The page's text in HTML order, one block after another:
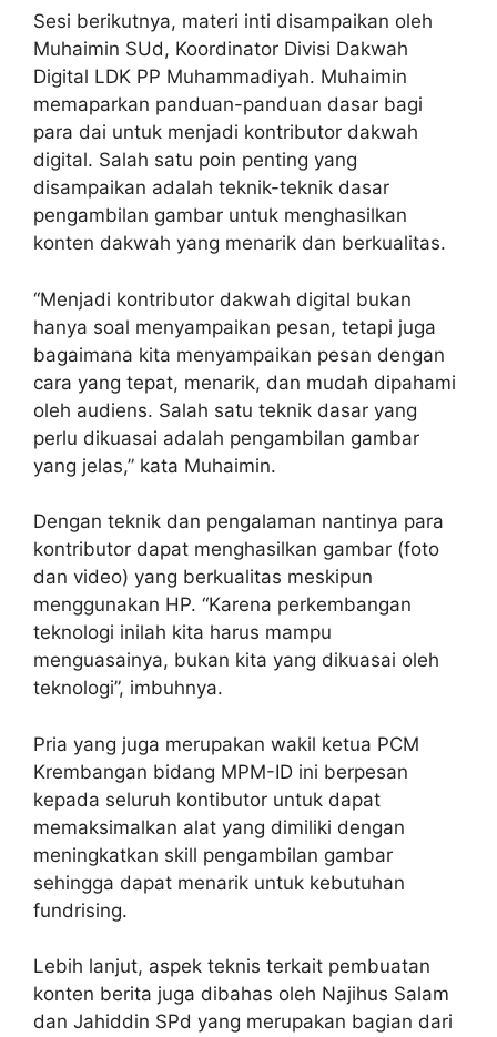
Sesi berikutnya, materi inti disampaikan oleh
Muhaimin SUd, Koordinator Divisi Dakwah
Digital LDK PP Muhammadiyah. Muhaimin
memaparkan panduan-panduan dasar bagi
para dai untuk menjadi kontributor dakwah
digital. Salah satu poin penting yang
disampaikan adalah teknik-teknik dasar
pengambilan gambar untuk menghasilkan
konten dakwah yang menarik dan berkualitas.
“Menjadi kontributor dakwah digital bukan
hanya soal menyampaikan pesan, tetapi juga
bagaimana kita menyampaikan pesan dengan
cara yang tepat, menarik, dan mudah dipahami
oleh audiens. Salah satu teknik dasar yang
perlu dikuasai adalah pengambilan gambar
yang jelas,” kata Muhaimin.
Dengan teknik dan pengalaman nantinya para
kontributor dapat menghasilkan gambar (foto
dan video) yang berkualitas meskipun
menggunakan HP. “Karena perkembangan
teknologi inilah kita harus mampu
menguasainya, bukan kita yang dikuasai oleh
teknologi”, imbuhnya.
Pria yang juga merupakan wakil ketua PCM
Krembangan bidang MPM-ID ini berpesan
kepada seluruh kontibutor untuk dapat
memaksimalkan alat yang dimiliki dengan
meningkatkan skill pengambilan gambar
sehingga dapat menarik untuk kebutuhan
fundrising.
Lebih lanjut, aspek teknis terkait pembuatan
konten berita juga dibahas oleh Najihus Salam
dan Jahiddin SPd yang merupakan bagian dari